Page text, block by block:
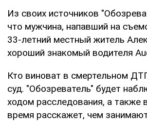
Из своих источников
что мужчина, напавший на
33-летний местный житель
хороший знакомый водителя
Кто виноват в смертельном
суд. "Обозреватель" будет
ходом расследования, а также
время расскажет, чем